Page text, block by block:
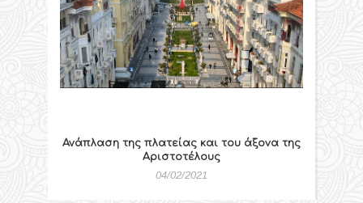
Ανάπλαση της πλατείας και του άξονα της
Αριστοτέλους
04/02/2021